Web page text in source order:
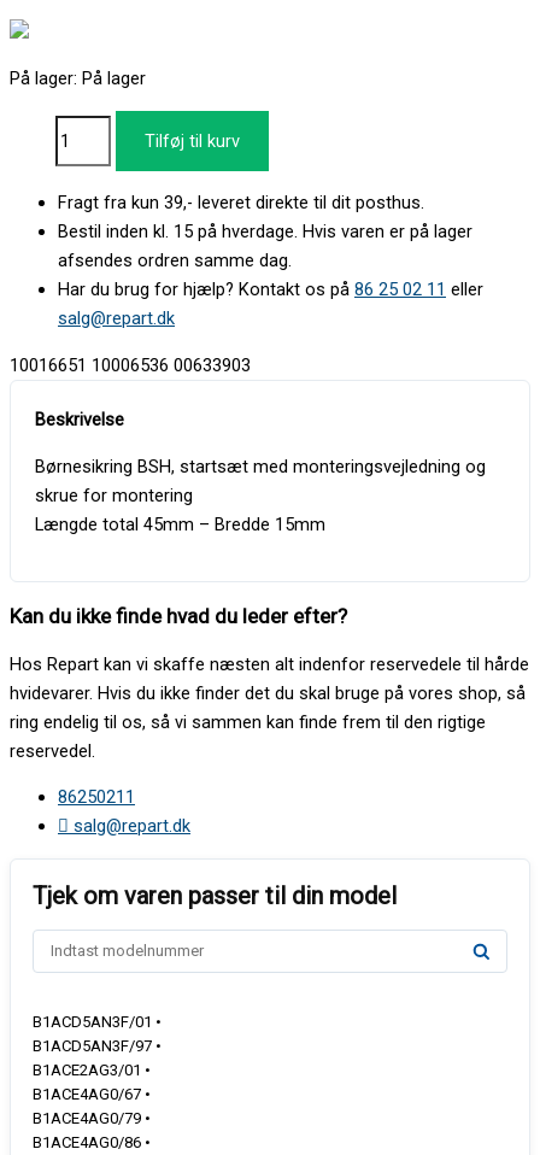
På lager: På lager
Tilføj til kurv
Fragt fra kun 39,- leveret direkte til dit posthus.
Bestil inden kl. 15 på hverdage. Hvis varen er på lager
afsendes ordren samme dag.
Har du brug for hjælp? Kontakt os på 86 25 02 11 eller
salg@repart.dk
10016651 10006536 00633903
Børnesikring BSH, startsæt med monteringsvejledning og
skrue for montering
Længde total 45mm – Bredde 15mm
Kan du ikke finde hvad du leder efter?
Hos Repart kan vi skaffe næsten alt indenfor reservedele til hårde
hvidevarer. Hvis du ikke finder det du skal bruge på vores shop, så
ring endelig til os, så vi sammen kan finde frem til den rigtige
reservedel.
86250211
salg@repart.dk
B1ACD5AN3F/01 •
B1ACD5AN3F/97 •
B1ACE2AG3/01 •
B1ACE4AG0/67 •
B1ACE4AG0/79 •
B1ACE4AG0/86 •